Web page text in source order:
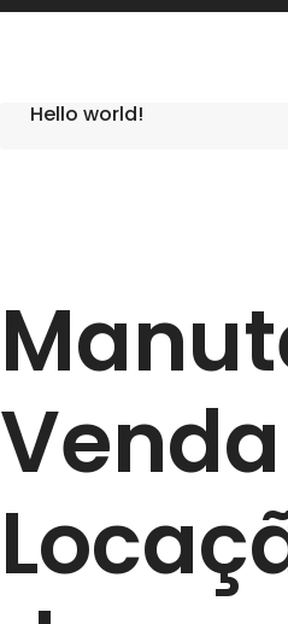
Hello world!